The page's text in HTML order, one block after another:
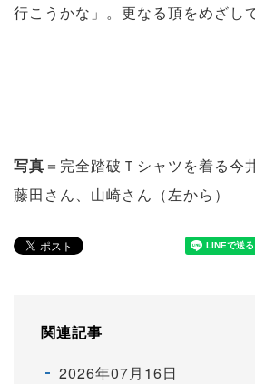
行こうかな」。更なる頂をめざし
写真 ＝完全踏破Ｔシャツを着る今
藤田さん、山崎さん（左から）
関連記事
2026年07月16日